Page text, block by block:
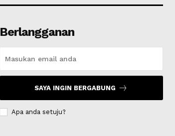
Berlangganan
SAYA INGIN BERGABUNG
Apa anda setuju?